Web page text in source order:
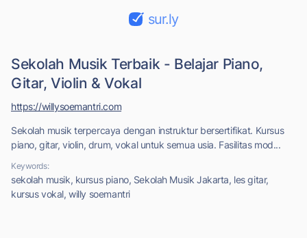
sur.ly
Sekolah Musik Terbaik - Belajar Piano,
Gitar, Violin & Vokal
Sekolah musik terpercaya dengan instruktur bersertifikat. Kursus
piano, gitar, violin, drum, vokal untuk semua usia. Fasilitas mod...
Keywords:
sekolah musik, kursus piano, Sekolah Musik Jakarta, les gitar,
kursus vokal, willy soemantri
https://willysoemantri.com